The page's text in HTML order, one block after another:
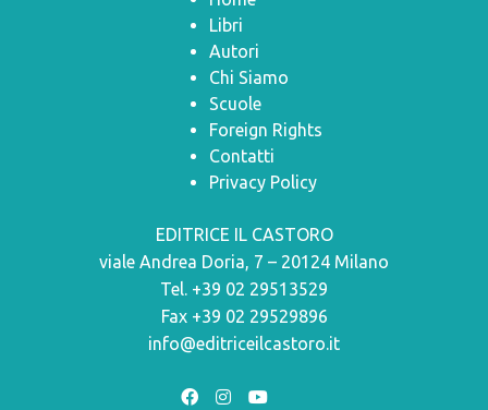
Libri
Autori
Chi Siamo
Scuole
Foreign Rights
Contatti
Privacy Policy
EDITRICE IL CASTORO
viale Andrea Doria, 7 – 20124 Milano
Tel. +39 02 29513529
Fax +39 02 29529896
info@editriceilcastoro.it